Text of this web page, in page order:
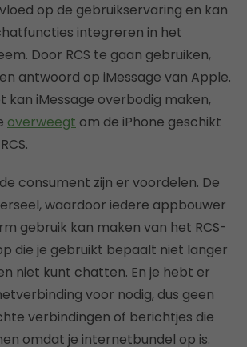
op de gebruikservaring en kan
integreren in het
Door RCS te gaan gebruiken,
antwoord op iMessage van Apple.
kan iMessage overbodig maken,
overweegt om de iPhone geschikt
consument zijn er voordelen. De
waardoor iedere appbouwer
gebruik kan maken van het RCS-
die je gebruikt bepaalt niet langer
niet kunt chatten. En je hebt er
voor nodig, dus geen
verbindingen of berichtjes die
omdat je internetbundel op is.